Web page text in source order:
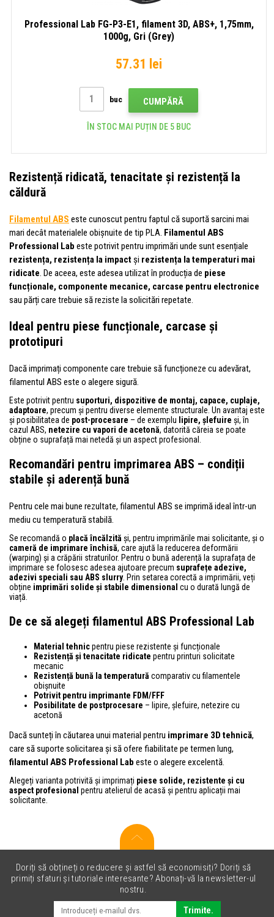
Professional Lab FG-P3-E1, filament 3D, ABS+, 1,75mm,
1000g, Gri (Grey)
57.31 lei
buc CUMPĂRĂ
ÎN STOC MAI PUȚIN DE 5 BUC
Rezistență ridicată, tenacitate și rezistență la
căldură
Filamentul ABS este cunoscut pentru faptul că suportă sarcini mai
mari decât materialele obișnuite de tip PLA. Filamentul ABS
Professional Lab este potrivit pentru imprimări unde sunt esențiale
rezistența, rezistența la impactși rezistența la temperaturi mai
ridicate. De aceea, este adesea utilizat în producția de piese
funcționale, componente mecanice, carcase pentru electronice
sau părți care trebuie să reziste la solicitări repetate.
Ideal pentru piese funcționale, carcase și
prototipuri
Dacă imprimați componente care trebuie să funcționeze cu adevărat,
filamentul ABS este o alegere sigură.
Este potrivit pentru suporturi, dispozitive de montaj, capace, cuplaje,
adaptoare, precum și pentru diverse elemente structurale. Un avantaj este
și posibilitatea de post-procesare – de exemplu lipire, șlefuire și, în
cazul ABS, netezire cu vapori de acetonă, datorită căreia se poate
obține o suprafață mai netedă și un aspect profesional.
Recomandări pentru imprimarea ABS – condiții
stabile și aderență bună
Pentru cele mai bune rezultate, filamentul ABS se imprimă ideal într-un
mediu cu temperatură stabilă.
Se recomandă o placă încălzită și, pentru imprimările mai solicitante, și o
cameră de imprimare închisă, care ajută la reducerea deformării
(warping) și a crăpării straturilor. Pentru o bună aderență la suprafața de
imprimare se folosesc adesea ajutoare precum suprafețe adezive,
adezivi speciali sau ABS slurry. Prin setarea corectă a imprimării, veți
obține imprimări solide și stabile dimensional cu o durată lungă de
viață.
De ce să alegeți filamentul ABS Professional Lab
Material tehnicpentru piese rezistente și funcționale
Rezistență și tenacitate ridicate pentru printuri solicitate
mecanic
Rezistență bună la temperatură comparativ cu filamentele
obișnuite
Potrivit pentru imprimante FDM/FFF
Posibilitate de postprocesare – lipire, șlefuire, netezire cu
acetonă
Dacă sunteți în căutarea unui material pentru imprimare 3D tehnică,
care să suporte solicitarea și să ofere fiabilitate pe termen lung,
filamentul ABS Professional Lab este o alegere excelentă.
Alegeți varianta potrivită și imprimați piese solide, rezistente și cu
aspect profesional pentru atelierul de acasă și pentru aplicații mai
solicitante.
Doriți să obțineți o reducere și astfel să economisiți? Doriți să
primiți sfaturi și tutoriale interesante? Abonați-vă la newsletter-ul
nostru.
Trimite.